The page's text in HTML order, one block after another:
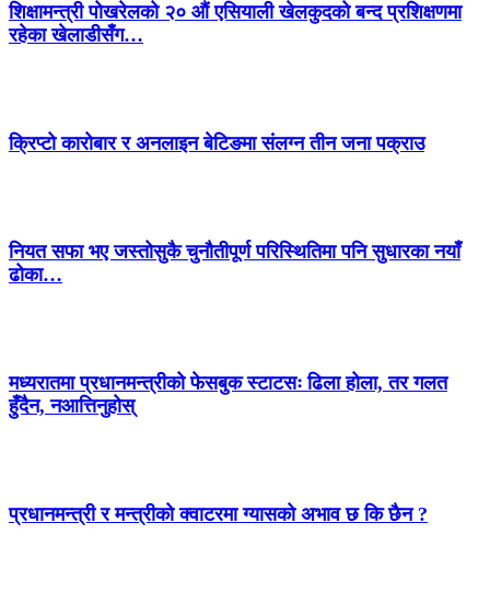
शिक्षामन्त्री पोखरेलको २० औं एसियाली खेलकुदको बन्द प्रशिक्षणमा
रहेका खेलाडीसँग…
क्रिप्टो कारोबार र अनलाइन बेटिङमा संलग्न तीन जना पक्राउ
नियत सफा भए जस्तोसुकै चुनौतीपूर्ण परिस्थितिमा पनि सुधारका नयाँ
ढोका…
मध्यरातमा प्रधानमन्त्रीको फेसबुक स्टाटसः ढिला होला, तर गलत
हुँदैन, नआत्तिनुहोस्
प्रधानमन्त्री र मन्त्रीको क्वाटरमा ग्यासको अभाव छ कि छैन ?